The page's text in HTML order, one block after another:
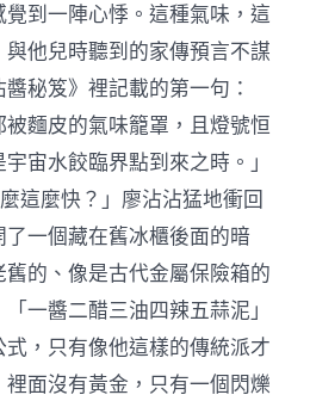
到一陣心悸。這種氣味，這
他兒時聽到的家傳預言不謀
秘笈》裡記載的第一句：
被麵皮的氣味籠罩，且燈號恒
宙水餃臨界點到來之時。」
這麼快？」廖沾沾猛地衝回
一個藏在舊冰櫃後面的暗
的、像是古代金屬保險箱的
一醬二醋三油四辣五蒜泥」
式，只有像他這樣的傳統派才
面沒有黃金，只有一個閃爍